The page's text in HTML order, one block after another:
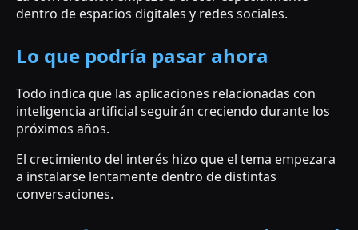
dentro de espacios digitales y redes sociales.
Lo que podría pasar ahora
Todo indica que las aplicaciones relacionadas con
inteligencia artificial seguirán creciendo durante los
próximos años.
El crecimiento del interés hizo que el tema empezara
a instalarse lentamente dentro de distintas
conversaciones.